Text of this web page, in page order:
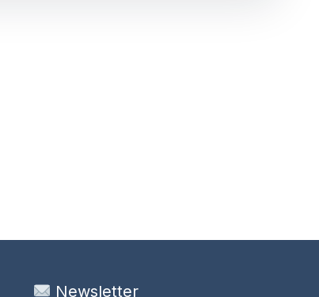
Newsletter